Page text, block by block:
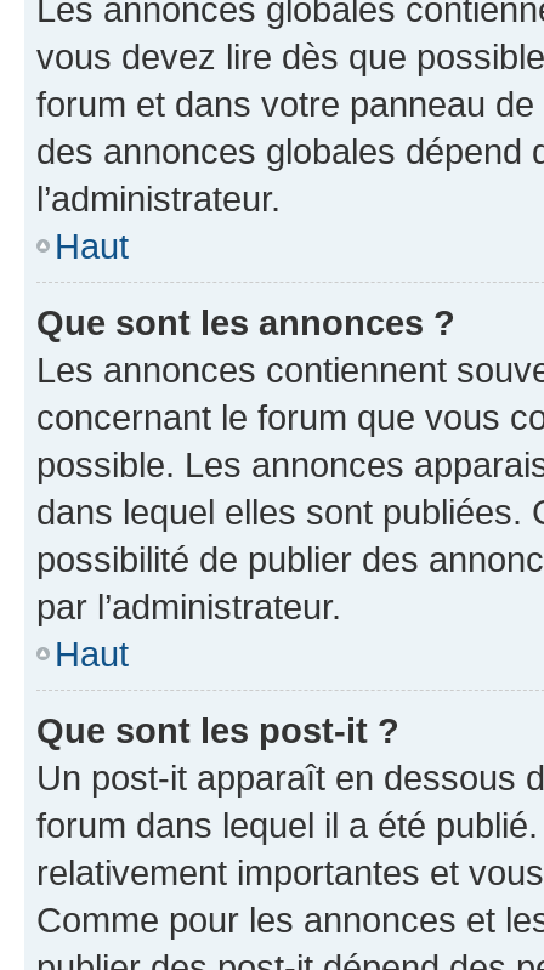
Les annonces globales
vous devez lire dès que
forum et dans votre panneau
des annonces globales dépend
l’administrateur.
Haut
Que sont les annonces ?
Les annonces contiennent
concernant le forum que vous
possible. Les annonces
dans lequel elles sont publiées.
possibilité de publier des
par l’administrateur.
Haut
Que sont les post-it ?
Un post-it apparaît en dessous
forum dans lequel il a été
relativement importantes et
Comme pour les annonces et